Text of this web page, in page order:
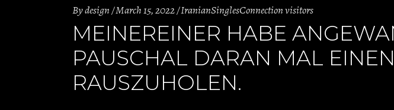
Bydesign March 15, 2022 IranianSinglesConnection visitors
MEINEREINER HABE
PAUSCHAL DARAN MAL
RAUSZUHOLEN.